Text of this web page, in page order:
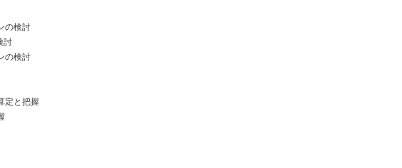
の検討
討
の検討
定と把握